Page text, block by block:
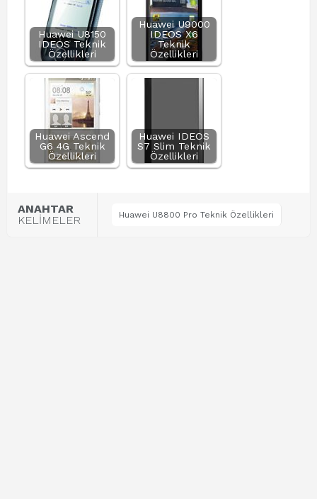
Huawei U8150
IDEOS Teknik
Özellikleri
Huawei U9000
IDEOS X6
Teknik
Özellikleri
Huawei Ascend
G6 4G Teknik
Özellikleri
Huawei IDEOS
S7 Slim Teknik
Özellikleri
ANAHTAR
KELİMELER
Huawei U8800 Pro Teknik Özellikleri